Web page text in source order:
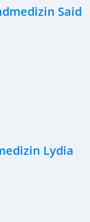
Said
Lydia